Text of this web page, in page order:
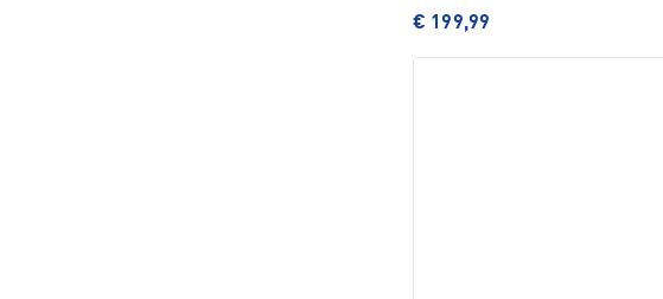
€ 199,99